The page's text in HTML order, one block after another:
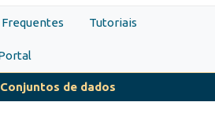
Tutoriais
Conjuntos de dados